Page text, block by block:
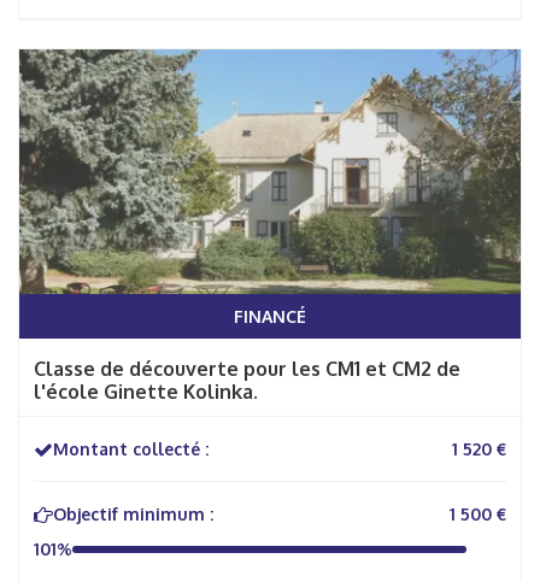
FINANCÉ
Classe de découverte pour les CM1 et CM2 de
l'école Ginette Kolinka.
Montant collecté : 1 520 €
Objectif minimum :
1 500 €
101%